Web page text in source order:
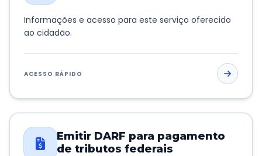
Informações e acesso para este serviço oferecido
ao cidadão.
ACESSO RÁPIDO
Emitir DARF para pagamento
de tributos federais